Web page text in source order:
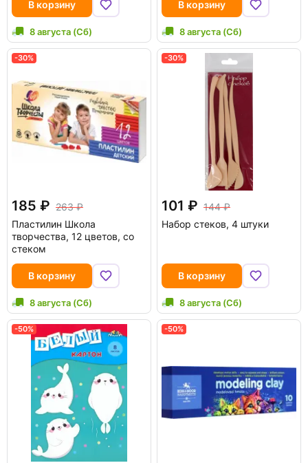
В корзину
8 августа (Сб)
В корзину
8 августа (Сб)
-30%
185
263
Пластилин Школа
творчества, 12 цветов, со
стеком
В корзину
8 августа (Сб)
-30%
101
144
Набор стеков, 4 штуки
В корзину
8 августа (Сб)
-50% -50%